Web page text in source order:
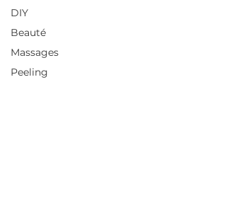
DIY
Beauté
Massages
Peeling